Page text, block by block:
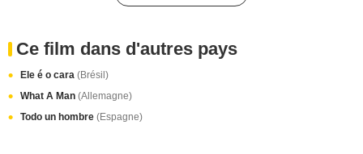
Ce film dans d'autres pays
Ele é o cara (Brésil)
What A Man (Allemagne)
Todo un hombre (Espagne)